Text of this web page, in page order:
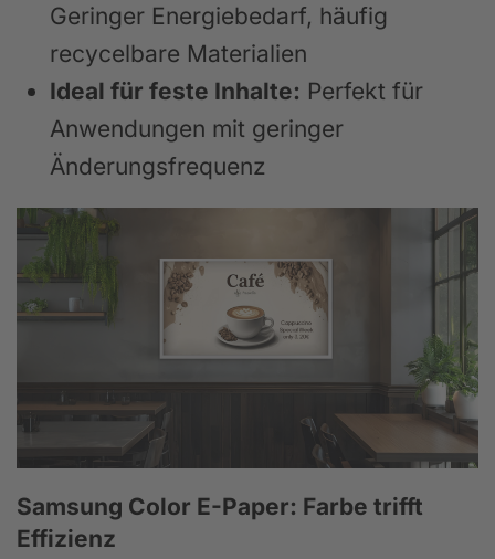
Geringer Energiebedarf, häufig
recycelbare Materialien
Ideal für feste Inhalte: Perfekt für
Anwendungen mit geringer
Änderungsfrequenz
Samsung Color E-Paper: Farbe trifft
Effizienz